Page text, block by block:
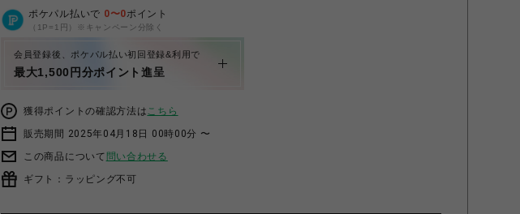
ポケパル払いで 0〜0ポイント
（1P=1円）※キャンペーン分除く
会員登録後、ポケパル払い初回登録&利用で
最大1,500円分ポイント進呈
獲得ポイントの確認方法はこちら
販売期間 2025年04月18日 00時00分 〜
この商品について 問い合わせる
ギフト：ラッピング不可